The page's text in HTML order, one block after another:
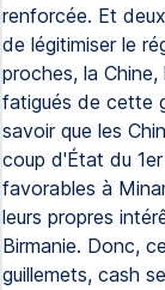
renforcée. Et
de légitimiser le
proches, la
fatigués de cette
savoir que les
coup d'État du
favorables à
leurs propres
Birmanie. Donc,
guillemets, cash